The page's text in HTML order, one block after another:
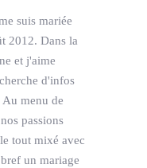
suis mariée
2012. Dans la
et j'aime
d'infos
menu de
passions
tout mixé avec
un mariage